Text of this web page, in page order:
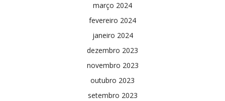
março 2024
fevereiro 2024
janeiro 2024
dezembro 2023
novembro 2023
outubro 2023
setembro 2023